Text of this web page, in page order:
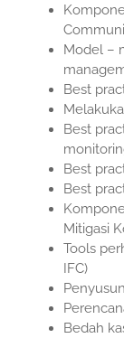
Model –
Best
Best
Best
Best
Mitigasi
Tools
IFC)
Bedah